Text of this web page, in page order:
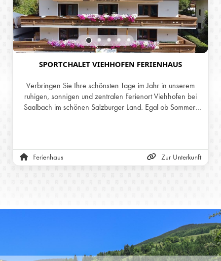
SPORTCHALET VIEHHOFEN FERIENHAUS
Verbringen Sie Ihre schönsten Tage im Jahr in unserem
ruhigen, sonnigen und zentralen Ferienort Viehhofen bei
Saalbach im schönen Salzburger Land. Egal ob Sommer-
Ihren Wohlfühlurlaub in Viehhofen im Ferienhaus
Sportchalet 11 verschiedene Ferienwohnungen mit
Ferienhaus Zur Unterkunft